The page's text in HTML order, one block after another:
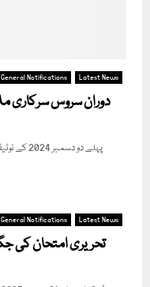
General Notifications Latest News
دوران سروس سرکاری
پہلے دو
General Notifications Latest News
تحریری امتحان کی